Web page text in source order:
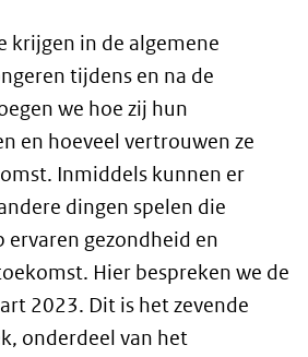
krijgen in de algemene
tijdens en na de
we hoe zij hun
en hoeveel vertrouwen ze
Inmiddels kunnen er
dingen spelen die
ervaren gezondheid en
Hier bespreken we de
2023. Dit is het zevende
onderdeel van het